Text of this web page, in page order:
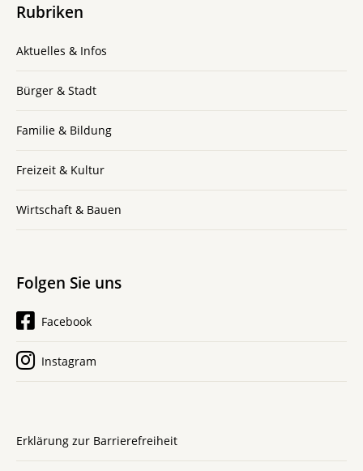
Rubriken
Aktuelles & Infos
Bürger & Stadt
Familie & Bildung
Freizeit & Kultur
Wirtschaft & Bauen
Folgen Sie uns
Facebook
Instagram
Erklärung zur Barrierefreiheit